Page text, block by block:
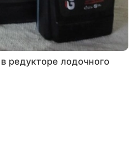
редукторе лодочного